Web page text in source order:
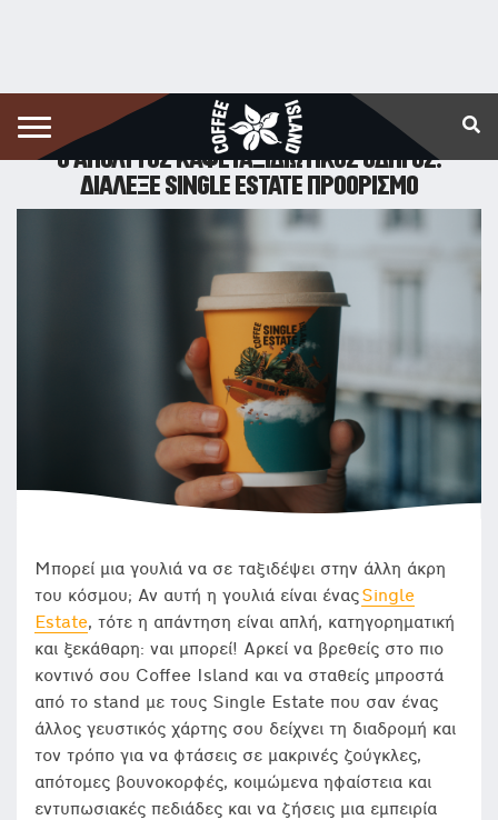
Διάβασμα:
Ο ΑΠΟΛΥΤΟΣ ΚΑΦΕΤΑΞΙΔΙΩΤΙΚΟΣ ΟΔΗΓΟΣ:
ΔΙΑΛΕΞΕ SINGLE ESTATE ΠΡΟΟΡΙΣΜΟ
Μπορεί μια γουλιά να σε ταξιδέψει στην άλλη άκρη
του κόσμου; Αν αυτή η γουλιά είναι έναςSingle
Estate, τότε η απάντηση είναι απλή, κατηγορηματική
και ξεκάθαρη: ναι μπορεί! Αρκεί να βρεθείς στο πιο
κοντινό σου Coffee Island και να σταθείς μπροστά
από το stand με τους Single Estate που σαν ένας
άλλος γευστικός χάρτης σου δείχνει τη διαδρομή και
τον τρόπο για να φτάσεις σε μακρινές ζούγκλες,
απότομες βουνοκορφές, κοιμώμενα ηφαίστεια και
εντυπωσιακές πεδιάδες και να ζήσεις μια εμπειρία